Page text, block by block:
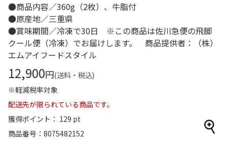
●商品内容／360g（2枚）、牛脂付
●原産地／三重県
●賞味期間／冷凍で30日 ※この商品は佐川急便の飛脚
クール便（冷凍）でお届けします。 商品提供者：（株）
エムアイフードスタイル
12,900円(送料・税込)
※軽減税率対象
配送先が限られている商品です。
獲得ポイント： 129 pt
商品番号
8075482152